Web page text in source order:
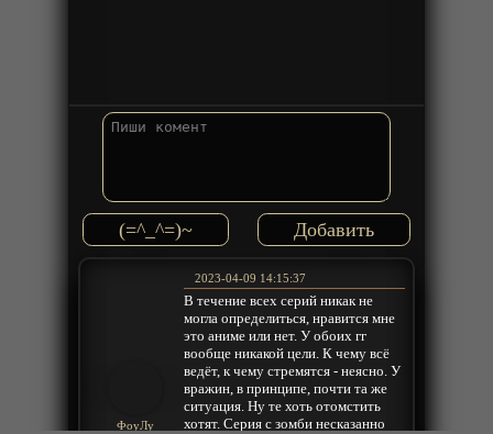
(=^_^=)~
ФоуЛу
2023-04-09 14:15:37
В течение всех серий никак не
могла определиться, нравится мне
это аниме или нет. У обоих гг
вообще никакой цели. К чему всё
ведёт, к чему стремятся - неясно. У
вражин, в принципе, почти та же
ситуация. Ну те хоть отомстить
хотят. Серия с зомби несказанно